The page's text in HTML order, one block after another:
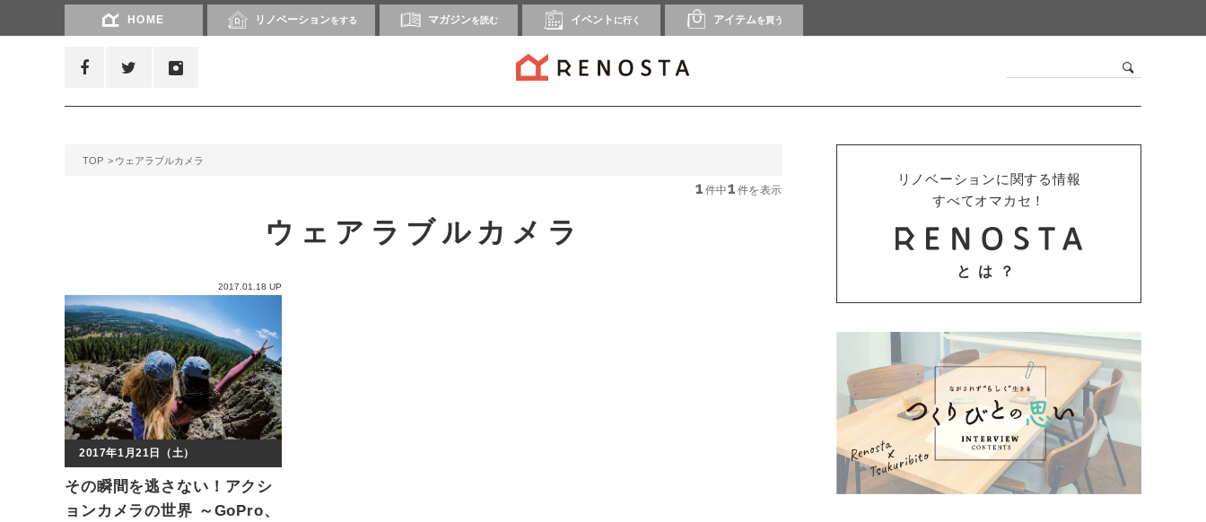
HOME リノベーションをする マガジンを読む イベント に行く アイテムを買う
TOP ウェアラブルカメラ
1 件中1 件を表示
ウェアラブルカメラ
2017.01.18 UP
2017年1月21日（土）
その瞬間を逃さない！アクシ
ョンカメラの世界 ～GoPro、
リノベーションに関する情報
すべてオマカセ！
とは？